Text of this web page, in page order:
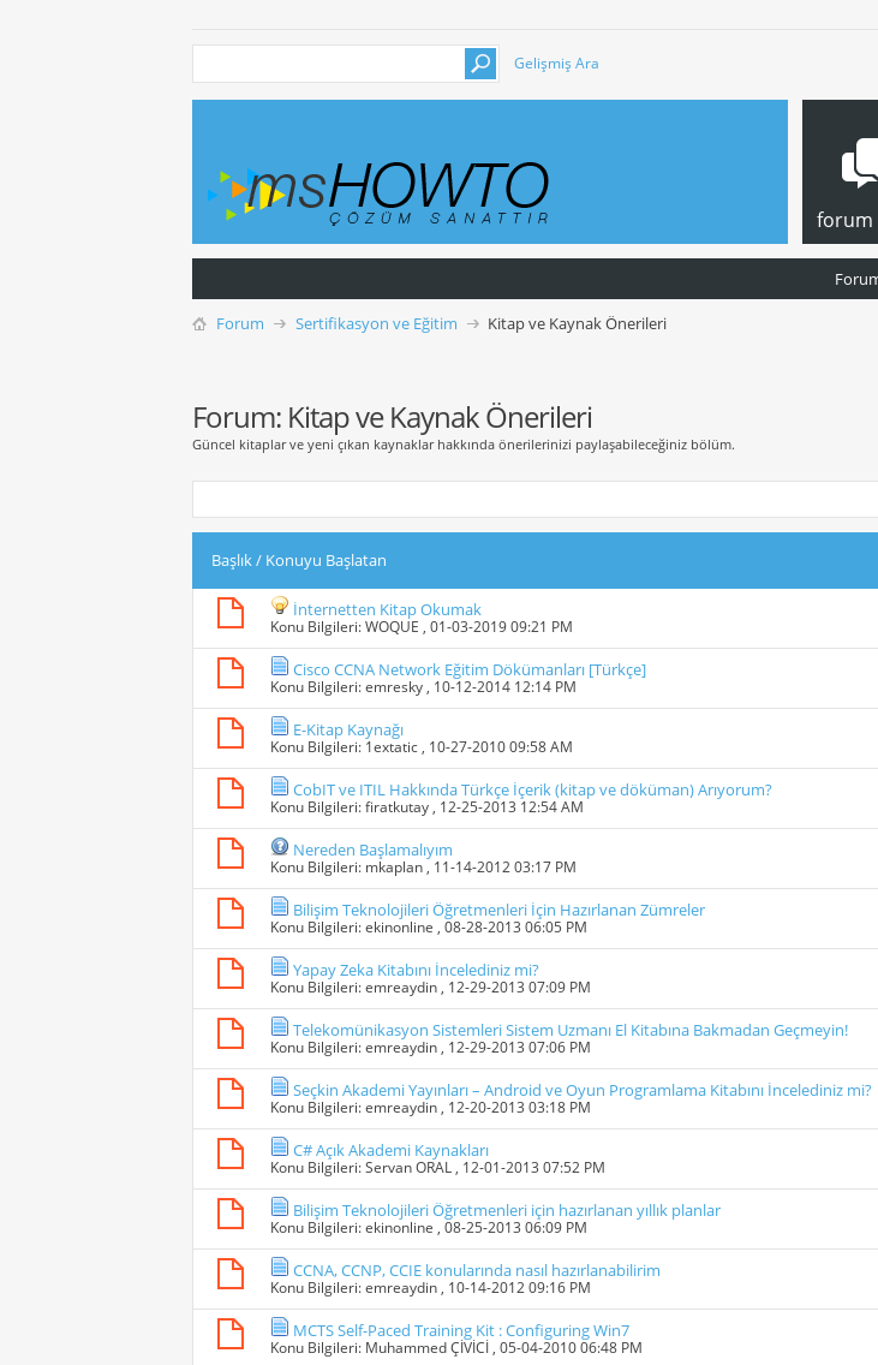
Gelişmiş Ara
forum
Forum Sertifikasyon ve Eğitim Kitap ve Kaynak Önerileri
Forum: Kitap ve Kaynak Önerileri
Güncel kitaplar ve yeni çıkan kaynaklar hakkında önerilerinizi paylaşabileceğiniz bölüm.
Başlık/ Konuyu Başlatan
İnternetten Kitap Okumak
Konu Bilgileri:WOQUE , 01-03-2019 09:21 PM
Cisco CCNA Network Eğitim Dökümanları [Türkçe]
Konu Bilgileri:emresky , 10-12-2014 12:14 PM
E-Kitap Kaynağı
Konu Bilgileri: 1extatic , 10-27-2010 09:58 AM
CobIT ve ITIL Hakkında Türkçe İçerik (kitap ve döküman) Arıyorum?
Konu Bilgileri:firatkutay , 12-25-2013 12:54 AM
Nereden Başlamalıyım
Konu Bilgileri: mkaplan , 11-14-2012 03:17 PM
Bilişim Teknolojileri Öğretmenleri İçin Hazırlanan Zümreler
Konu Bilgileri:ekinonline , 08-28-2013 06:05 PM
Yapay Zeka Kitabını İncelediniz mi?
Konu Bilgileri:emreaydin , 12-29-2013 07:09 PM
Telekomünikasyon Sistemleri Sistem Uzmanı El Kitabına Bakmadan Geçmeyin!
Konu Bilgileri:emreaydin , 12-29-2013 07:06 PM
Seçkin Akademi Yayınları – Android ve Oyun Programlama Kitabını İncelediniz mi?
Konu Bilgileri:emreaydin , 12-20-2013 03:18 PM
C# Açık Akademi Kaynakları
Konu Bilgileri:Servan ORAL , 12-01-2013 07:52 PM
Bilişim Teknolojileri Öğretmenleri için hazırlanan yıllık planlar
Konu Bilgileri:ekinonline , 08-25-2013 06:09 PM
CCNA, CCNP, CCIE konularında nasıl hazırlanabilirim
Konu Bilgileri:emreaydin , 10-14-2012 09:16 PM
MCTS Self-Paced Training Kit : Configuring Win7
Konu Bilgileri: Muhammed ÇİVİCİ , 05-04-2010 06:48 PM